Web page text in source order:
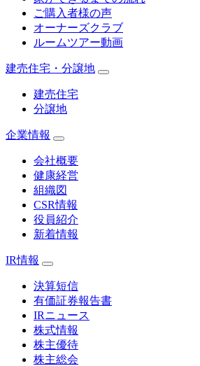
ご購入者様の声
オーナーズクラブ
ルームツアー動画
建売住宅・分譲地
建売住宅
分譲地
企業情報
会社概要
健康経営
組織図
CSR情報
役員紹介
新着情報
IR情報
決算短信
有価証券報告書
IRニュース
株式情報
株主優待
株主総会